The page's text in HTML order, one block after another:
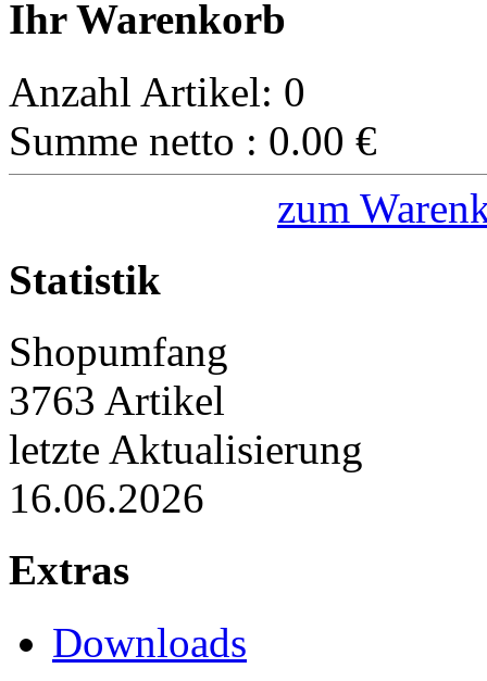
Ihr Warenkorb
Anzahl Artikel: 0
Summe netto : 0.00 €
zum
Statistik
Shopumfang
3763 Artikel
letzte Aktualisierung
16.06.2026
Extras
Downloads